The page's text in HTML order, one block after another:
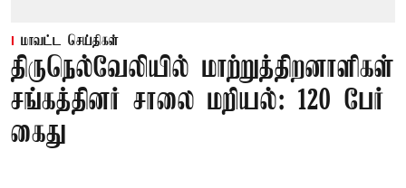
மாவட்ட செய்திகள்
திருநெல்வேலியில் மாற்றுத்திறனாளிகள்
சங்கத்தினர் சாலை மறியல்: 120 பேர்
கைது